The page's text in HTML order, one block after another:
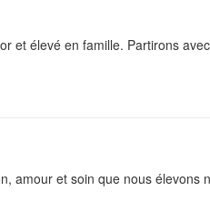
et élevé en famille. Partirons
amour et soin que nous élevons